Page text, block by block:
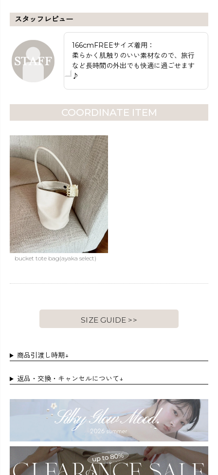
スタッフレビュー
166cmFREEサイズ着用：
柔らかく肌触りのいい素材なので、旅行
など長時間の外出でも快適に過ごせます
♪
COORDINATE ITEM
bucket tote bag(ayaka select)
SIZE GUIDE >>
商品引渡し時期↓
返品・交換・キャンセルについて↓